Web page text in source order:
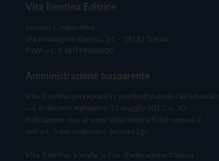
Vita Trentina Editrice
Società Cooperativa
Via Monsignor Endrici, 14 – 38122 Trento
P.IVA e C.F. 00199960220
Amministrazione trasparente
Vita Trentina percepisce i contributi pubblici all'editoria
cui al decreto legislativo 15 maggio 2017, n. 70.
Indicazione resa ai sensi della lettera f) del comma 2
dell'art. 5 del medesimo decreto Lgs.
Vita Trentina, tramite la Fisc (Federazione Italiana